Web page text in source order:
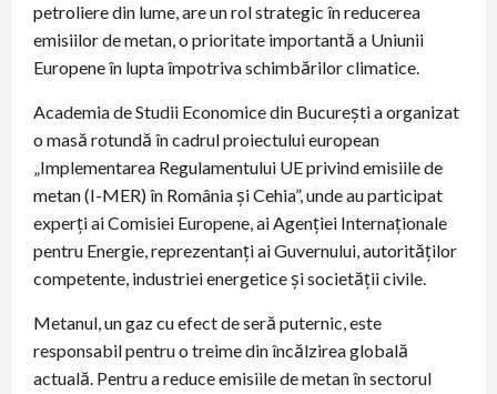
petroliere din lume, are un rol strategic în reducerea
emisiilor de metan, o prioritate importantă a Uniunii
Europene în lupta împotriva schimbărilor climatice.
Academia de Studii Economice din București a organizat
o masă rotundă în cadrul proiectului european
„Implementarea Regulamentului UE privind emisiile de
metan (I-MER) în România și Cehia”, unde au participat
experți ai Comisiei Europene, ai Agenției Internaționale
pentru Energie, reprezentanți ai Guvernului, autorităților
competente, industriei energetice și societății civile.
Metanul, un gaz cu efect de seră puternic, este
responsabil pentru o treime din încălzirea globală
actuală. Pentru a reduce emisiile de metan în sectorul